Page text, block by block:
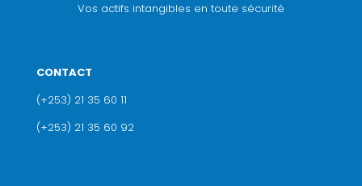
Vos actifs intangibles en toute sécurité
CONTACT
(+253) 21 35 60 11
(+253) 21 35 60 92